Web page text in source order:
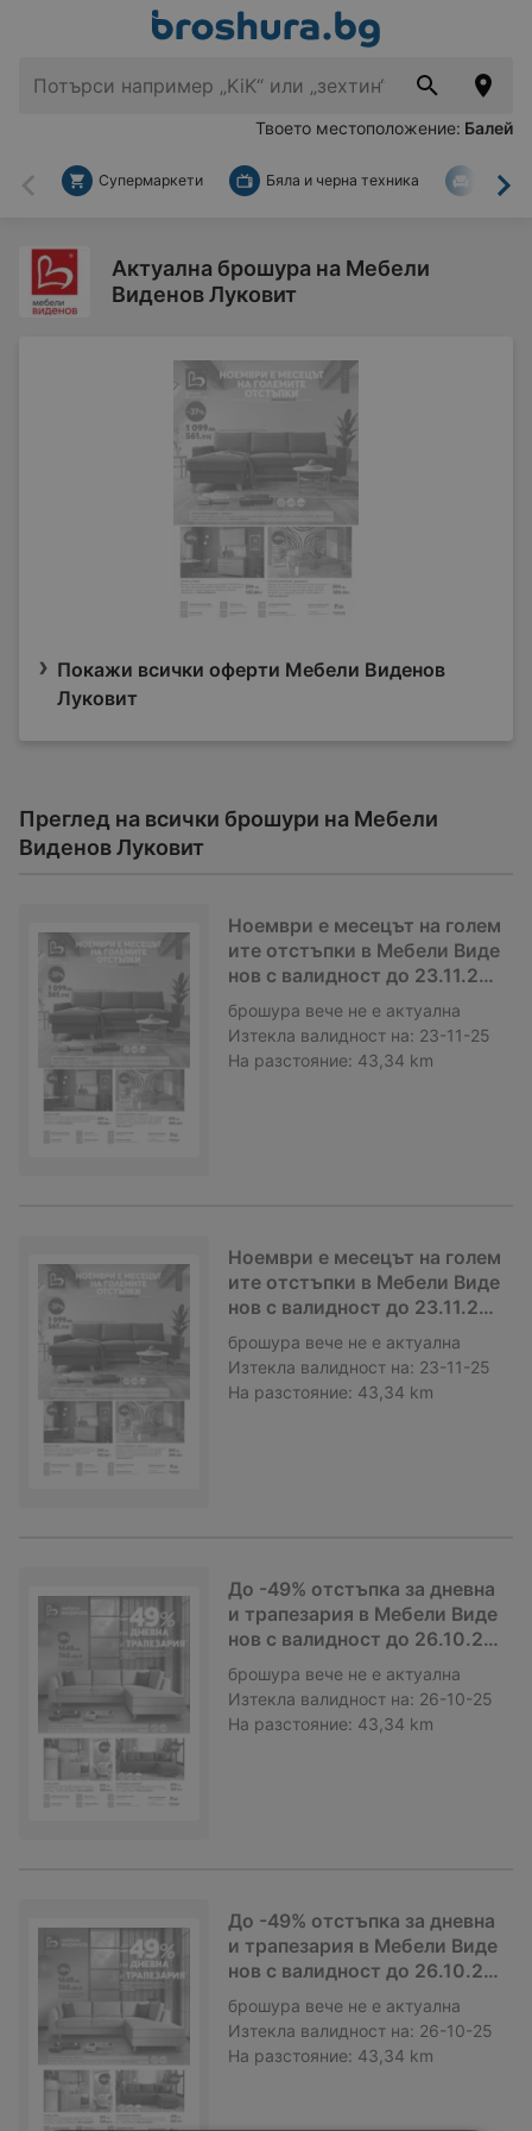
Твоето местоположение: Балей
Назад
Супермаркети Бяла и черна техника За
Актуална брошура на Мебели
Виденов Луковит
Покажи всички оферти Мебели Виденов
Луковит
Преглед на всички брошури на Мебели
Виденов Луковит
Ноември е месецът на голем
ите отстъпки в Мебели Виде
нов с валидност до 23.11.202
5
брошура вече не е актуална
Изтекла валидност на: 23-11-25
На разстояние: 43,34 km
Ноември е месецът на голем
ите отстъпки в Мебели Виде
нов с валидност до 23.11.202
5
брошура вече не е актуална
Изтекла валидност на: 23-11-25
На разстояние: 43,34 km
До -49% отстъпка за дневна
и трапезария в Мебели Виде
нов с валидност до 26.10.20
25
брошура вече не е актуална
Изтекла валидност на: 26-10-25
На разстояние: 43,34 km
До -49% отстъпка за дневна
и трапезария в Мебели Виде
нов с валидност до 26.10.20
25
брошура вече не е актуална
Изтекла валидност на: 26-10-25
На разстояние: 43,34 km